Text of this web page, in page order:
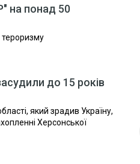
на понад 50
тероризму
до 15 років
який зрадив Україну,
Херсонської